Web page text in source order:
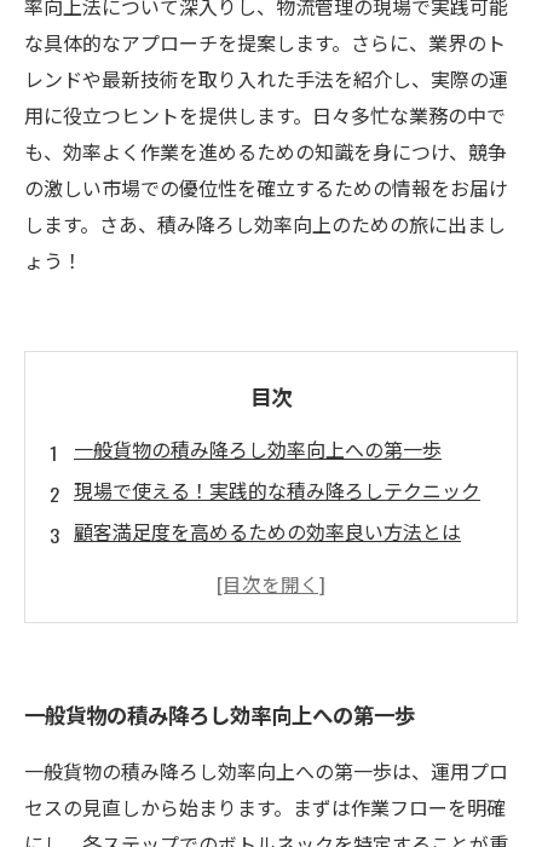
率向上法について深入りし、物流管理の現場で実践可能
な具体的なアプローチを提案します。さらに、業界のト
レンドや最新技術を取り入れた手法を紹介し、実際の運
用に役立つヒントを提供します。日々多忙な業務の中で
も、効率よく作業を進めるための知識を身につけ、競争
の激しい市場での優位性を確立するための情報をお届け
します。さあ、積み降ろし効率向上のための旅に出まし
ょう！
目次
一般貨物の積み降ろし効率向上への第一歩
現場で使える！実践的な積み降ろしテクニック
顧客満足度を高めるための効率良い方法とは
運営コストを削減するための具体的アプローチ
一般貨物の積み降ろし効率向上への第一歩
一般貨物の積み降ろし効率向上への第一歩は、運用プロ
セスの見直しから始まります。まずは作業フローを明確